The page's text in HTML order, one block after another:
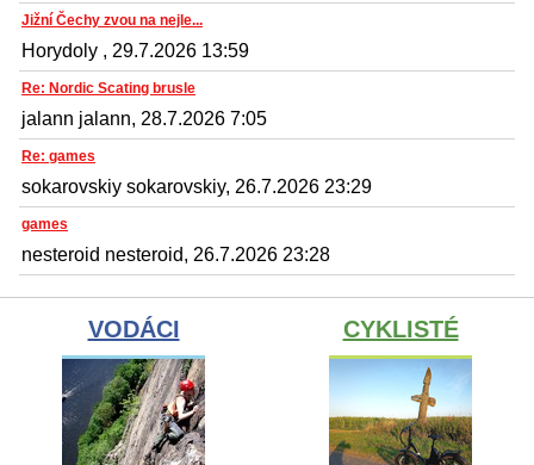
Jižní Čechy zvou na nejle...
Horydoly , 29.7.2026 13:59
Re: Nordic Scating brusle
jalann jalann, 28.7.2026 7:05
Re: games
sokarovskiy sokarovskiy, 26.7.2026 23:29
games
nesteroid nesteroid, 26.7.2026 23:28
VODÁCI CYKLISTÉ